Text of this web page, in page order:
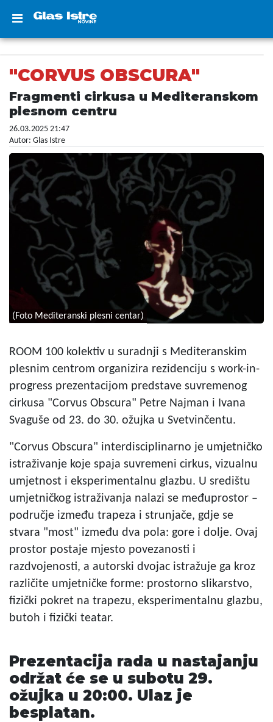
"CORVUS OBSCURA"
Fragmenti cirkusa u Mediteranskom
plesnom centru
26.03.2025 21:47
Autor: Glas Istre
(Foto Mediteranski plesni centar)
ROOM 100 kolektiv u suradnji s Mediteranskim
plesnim centrom organizira rezidenciju s work-in-
progress prezentacijom predstave suvremenog
cirkusa "Corvus Obscura" Petre Najman i Ivana
Svaguše od 23. do 30. ožujka u Svetvinčentu.
"Corvus Obscura" interdisciplinarno je umjetničko
istraživanje koje spaja suvremeni cirkus, vizualnu
umjetnost i eksperimentalnu glazbu. U središtu
umjetničkog istraživanja nalazi se međuprostor –
područje između trapeza i strunjače, gdje se
stvara "most" između dva pola: gore i dolje. Ovaj
prostor postaje mjesto povezanosti i
razdvojenosti, a autorski dvojac istražuje ga kroz
različite umjetničke forme: prostorno slikarstvo,
fizički pokret na trapezu, eksperimentalnu glazbu,
butoh i fizički teatar.
Prezentacija rada u nastajanju
održat će se u subotu 29.
ožujka u 20:00. Ulaz je
besplatan.